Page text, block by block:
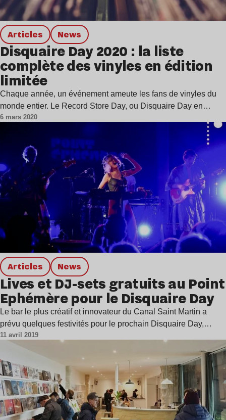
Articles news
Disquaire Day 2020 : la liste
complète des vinyles en édition
limitée
Chaque année, un événement ameute les fans de vinyles du
monde entier. Le Record Store Day, ou Disquaire Day en…
6 mars 2020
Articles news
Lives et DJ-sets gratuits au Point
Ephémère pour le Disquaire Day
Le bar le plus créatif et innovateur du Canal Saint Martin a
prévu quelques festivités pour le prochain Disquaire Day,…
11 avril 2019